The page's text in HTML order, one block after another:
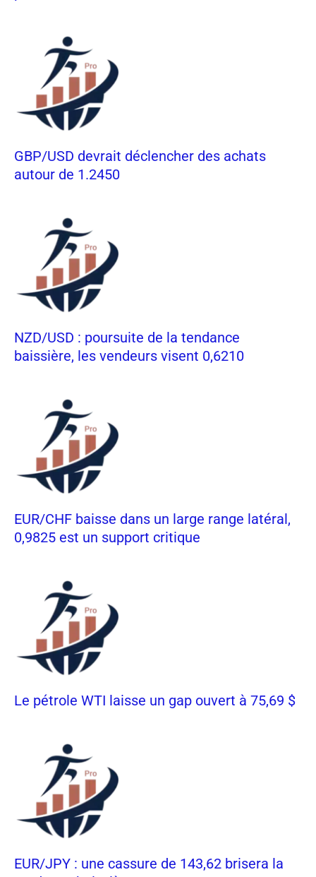
GBP/USD devrait déclencher des achats
autour de 1.2450
NZD/USD : poursuite de la tendance
baissière, les vendeurs visent 0,6210
EUR/CHF baisse dans un large range latéral,
0,9825 est un support critique
Le pétrole WTI laisse un gap ouvert à 75,69 $
EUR/JPY : une cassure de 143,62 brisera la